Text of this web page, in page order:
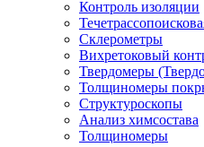
Контроль изоляции
Склерометры
Вихретоковый
Твердомеры
Толщиномеры
Структуроскопы
Анализ химсостава
Толщиномеры